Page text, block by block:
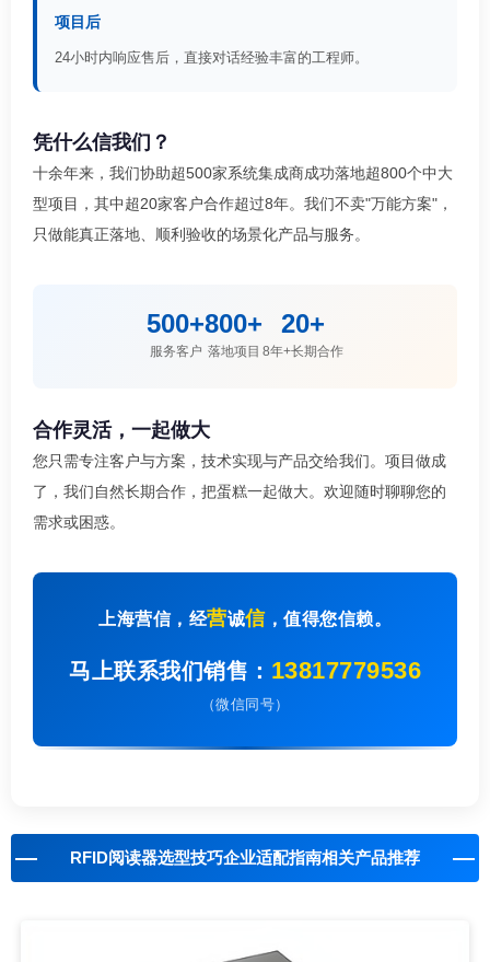
项目后
24小时内响应售后，直接对话经验丰富的工程师。
凭什么信我们？
十余年来，我们协助超500家系统集成商成功落地超800个中大
型项目，其中超20家客户合作超过8年。我们不卖"万能方案"，
只做能真正落地、顺利验收的场景化产品与服务。
500+
服务客户
800+
落地项目
20+
8年+长期合作
合作灵活，一起做大
您只需专注客户与方案，技术实现与产品交给我们。项目做成
了，我们自然长期合作，把蛋糕一起做大。欢迎随时聊聊您的
需求或困惑。
上海营信，经营诚信，值得您信赖。
马上联系我们销售： 13817779536
（微信同号）
RFID阅读器选型技巧企业适配指南相关产品推荐